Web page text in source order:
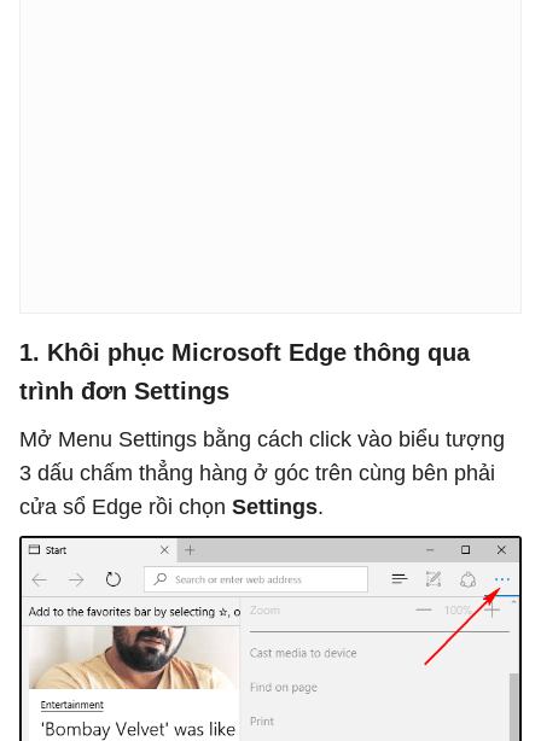
1. Khôi phục Microsoft Edge thông qua
trình đơn Settings
Mở Menu Settings bằng cách click vào biểu tượng
3 dấu chấm thẳng hàng ở góc trên cùng bên phải
cửa sổ Edge rồi chọn Settings.